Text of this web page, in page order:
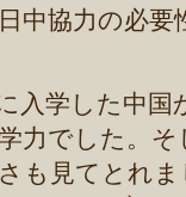
中協力の必
入学した中国
力でした。
も見てとれ